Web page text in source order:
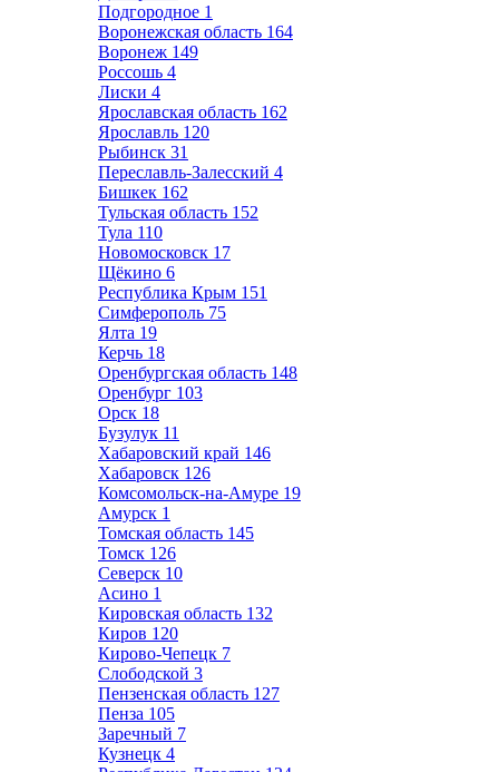
Подгородное 1
Воронежская область 164
Воронеж 149
Россошь 4
Лиски 4
Ярославская область 162
Ярославль 120
Рыбинск 31
Переславль-Залесский 4
Бишкек 162
Тульская область 152
Тула 110
Новомосковск 17
Щёкино 6
Республика Крым 151
Симферополь 75
Ялта 19
Керчь 18
Оренбургская область 148
Оренбург 103
Орск 18
Бузулук 11
Хабаровский край 146
Хабаровск 126
Комсомольск-на-Амуре 19
Амурск 1
Томская область 145
Томск 126
Северск 10
Асино 1
Кировская область 132
Киров 120
Кирово-Чепецк 7
Слободской 3
Пензенская область 127
Пенза 105
Заречный 7
Кузнецк 4